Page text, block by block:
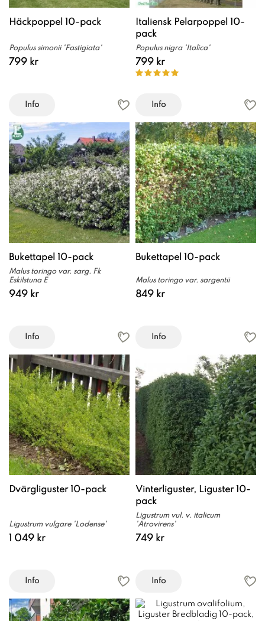
Häckpoppel 10-pack
Populus simonii 'Fastigiata'
799 kr
Info
Italiensk Pelarpoppel 10-
pack
Populus nigra 'Italica'
799 kr
Info
Bukettapel 10-pack
Malus toringo var. sarg. Fk
Eskilstuna E
949 kr
Info
Bukettapel 10-pack
Malus toringo var. sargentii
849 kr
Info
Dvärgliguster 10-pack
Ligustrum vulgare 'Lodense'
1 049 kr
Info
Vinterliguster, Liguster 10-
pack
Ligustrum vul. v. italicum
'Atrovirens'
749 kr
Info